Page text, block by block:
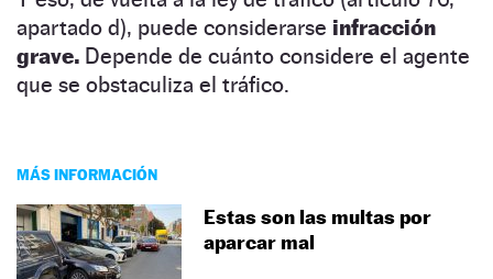
apartado d), puede considerarse infracción
grave. Depende de cuánto considere el agente
que se obstaculiza el tráfico.
MÁS INFORMACIÓN
Estas son las multas por
aparcar mal